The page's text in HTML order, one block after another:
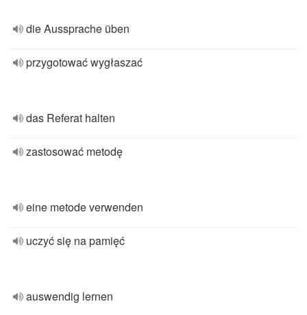
die Aussprache üben
przygotować wygłaszać
das Referat halten
zastosować metodę
eine metode verwenden
uczyć się na pamięć
auswendig lernen